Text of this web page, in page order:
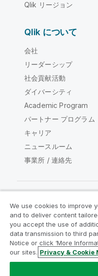
Qlik リージョン
Qlik について
会社
リーダーシップ
社会貢献活動
ダイバーシティ
Academic Program
パートナー プログラム
キャリア
ニュースルーム
事業所 / 連絡先
Qlik コ
法的契約 製品規約
リーガルポリシー
利
Do Not Share My Info
We use cookies to improve
and to deliver content
you accept the use of
data transmission to third
Notice or click ‘More
our sites. Privacy & Cookie